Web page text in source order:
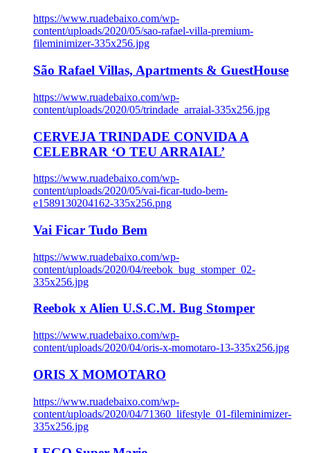
https://www.ruadebaixo.com/wp-
content/uploads/2020/05/sao-rafael-villa-premium-
fileminimizer-335x256.jpg
São Rafael Villas, Apartments & GuestHouse
https://www.ruadebaixo.com/wp-
content/uploads/2020/05/trindade_arraial-335x256.jpg
CERVEJA TRINDADE CONVIDA A
CELEBRAR ‘O TEU ARRAIAL’
https://www.ruadebaixo.com/wp-
content/uploads/2020/05/vai-ficar-tudo-bem-
e1589130204162-335x256.png
Vai Ficar Tudo Bem
https://www.ruadebaixo.com/wp-
content/uploads/2020/04/reebok_bug_stomper_02-
335x256.jpg
Reebok x Alien U.S.C.M. Bug Stomper
https://www.ruadebaixo.com/wp-
content/uploads/2020/04/oris-x-momotaro-13-335x256.jpg
ORIS X MOMOTARO
https://www.ruadebaixo.com/wp-
content/uploads/2020/04/71360_lifestyle_01-fileminimizer-
335x256.jpg